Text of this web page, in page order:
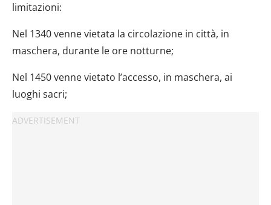
limitazioni:
Nel 1340 venne vietata la circolazione in città, in
maschera, durante le ore notturne;
Nel 1450 venne vietato l’accesso, in maschera, ai
luoghi sacri;